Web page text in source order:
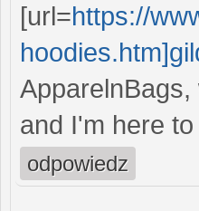
[url=https://
and I'm here
odpowiedz